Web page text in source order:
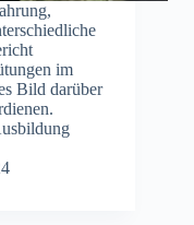
im
Bild darüber